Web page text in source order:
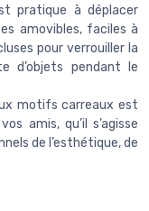
pratique à déplacer
amovibles, faciles à
pour verrouiller la
d’objets pendant le
motifs carreaux est
amis, qu’il s’agisse
de l’esthétique, de